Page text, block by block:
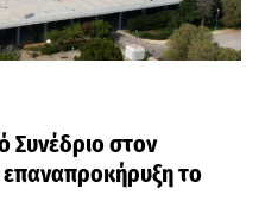
Συνέδριο στον
το